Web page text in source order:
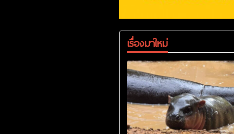
เรื่องมาใหม่